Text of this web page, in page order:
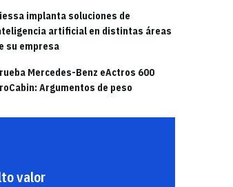
implanta soluciones de
artificial en distintas áreas
su empresa
Mercedes-Benz eActros 600
Argumentos de peso
valor